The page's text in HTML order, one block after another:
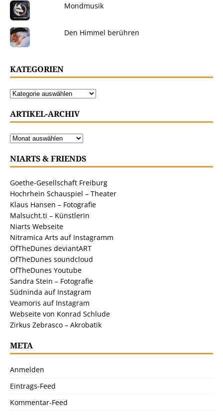
Mondmusik
Den Himmel berühren
KATEGORIEN
ARTIKEL-ARCHIV
NIARTS & FRIENDS
Goethe-Gesellschaft Freiburg
Hochrhein Schauspiel – Theater
Klaus Hansen – Fotografie
Malsucht.ti – Künstlerin
Niarts Webseite
Nitramica Arts auf Instagramm
OfTheDunes deviantART
OfTheDunes soundcloud
OfTheDunes Youtube
Sandra Stein – Fotografie
Südninda auf Instagram
Veamoris auf Instagram
Webseite von Konrad Schlude
Zirkus Zebrasco – Akrobatik
META
Anmelden
Eintrags-Feed
Kommentar-Feed